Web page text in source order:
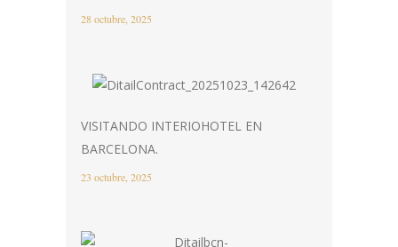
28 octubre, 2025
VISITANDO INTERIOHOTEL EN
BARCELONA.
23 octubre, 2025